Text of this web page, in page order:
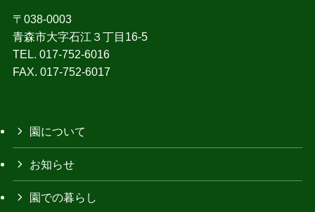
〒038-0003
青森市大字石江３丁目16-5
TEL. 017-752-6016
FAX. 017-752-6017
園について
お知らせ
園での暮らし